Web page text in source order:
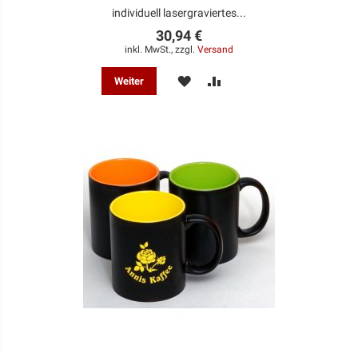
individuell lasergraviertes...
30,94 €
inkl. MwSt., zzgl. Versand
Weiter MERKEN